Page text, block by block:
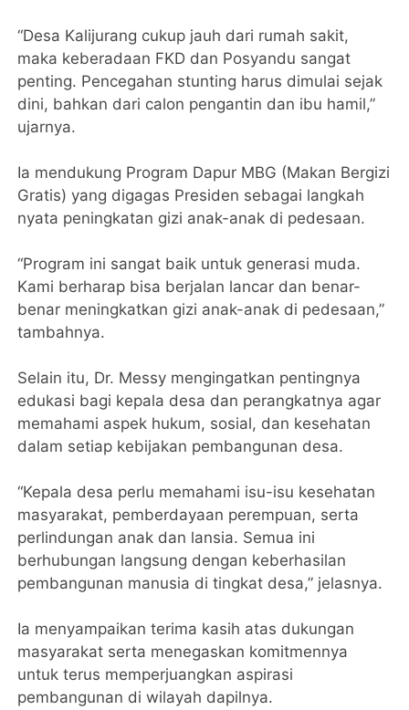
“Desa Kalijurang cukup jauh dari rumah sakit,
maka keberadaan FKD dan Posyandu sangat
penting. Pencegahan stunting harus dimulai sejak
dini, bahkan dari calon pengantin dan ibu hamil,”
ujarnya.
Ia mendukung Program Dapur MBG (Makan Bergizi
Gratis) yang digagas Presiden sebagai langkah
nyata peningkatan gizi anak-anak di pedesaan.
“Program ini sangat baik untuk generasi muda.
Kami berharap bisa berjalan lancar dan benar-
benar meningkatkan gizi anak-anak di pedesaan,”
tambahnya.
Selain itu, Dr. Messy mengingatkan pentingnya
edukasi bagi kepala desa dan perangkatnya agar
memahami aspek hukum, sosial, dan kesehatan
dalam setiap kebijakan pembangunan desa.
“Kepala desa perlu memahami isu-isu kesehatan
masyarakat, pemberdayaan perempuan, serta
perlindungan anak dan lansia. Semua ini
berhubungan langsung dengan keberhasilan
pembangunan manusia di tingkat desa,” jelasnya.
Ia menyampaikan terima kasih atas dukungan
masyarakat serta menegaskan komitmennya
untuk terus memperjuangkan aspirasi
pembangunan di wilayah dapilnya.